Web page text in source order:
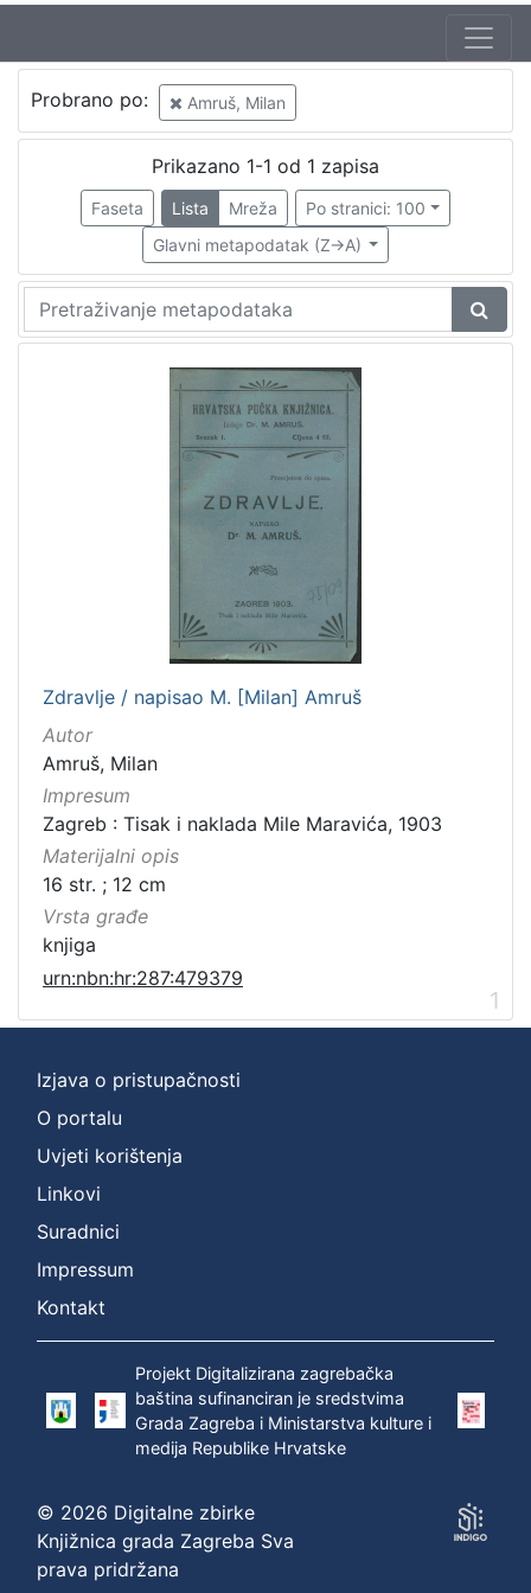
Probrano po: Amruš, Milan
Prikazano 1-1 od 1 zapisa
Faseta Lista Mreža
Po stranici: 100
Glavni metapodatak (Z->A)
Zdravlje / napisao M. [Milan] Amruš
Autor
Amruš, Milan
Impresum
Zagreb : Tisak i naklada Mile Maravića, 1903
Materijalni opis
16 str. ; 12 cm
Vrsta građe
knjiga
urn:nbn:hr:287:479379
1
Izjava o pristupačnosti
O portalu
Uvjeti korištenja
Linkovi
Suradnici
Impressum
Kontakt
Projekt Digitalizirana zagrebačka
baština sufinanciran je sredstvima
Grada Zagreba i Ministarstva kulture i
medija Republike Hrvatske
© 2026 Digitalne zbirke
Knjižnica grada Zagreba Sva
prava pridržana